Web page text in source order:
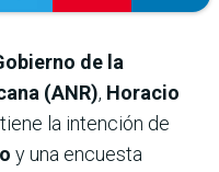
de la
(ANR), Horacio
la intención de
y una encuesta